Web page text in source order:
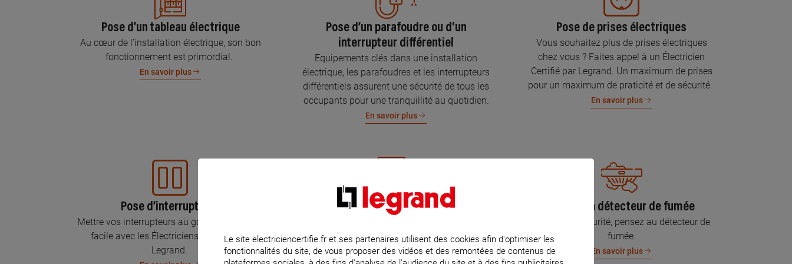
Pose d’un tableau électrique
Au cœur de l’installation électrique, son bon
fonctionnement est primordial.
En savoir plus
Pose d’un parafoudre ou d'un
interrupteur différentiel
Equipements clés dans une installation
électrique, les parafoudres et les interrupteurs
différentiels assurent une sécurité de tous les
occupants pour une tranquillité au quotidien.
En savoir plus
Pose de prises électriques
Vous souhaitez plus de prises électriques
chez vous ? Faites appel à un Électricien
Certifié par Legrand. Un maximum de prises
pour un maximum de praticité et de sécurité.
En savoir plus
Pose d’interrupteurs
Mettre vos interrupteurs au goût du jour, c’est
facile avec les Électriciens Certifiés par
Legrand.
Mise aux normes de l’installation
Parce que l’électricité implique la sécurité et la
protection de votre famille et de vos biens,
Pose d’un détecteur de fumée
Pour votre sécurité, pensez au détecteur de
fumée.
En savoir plus
Le site electriciencertifie.fr et ses partenaires utilisent des cookies afin d'optimiser les
fonctionnalités du site, de vous proposer des vidéos et des remontées de contenus de